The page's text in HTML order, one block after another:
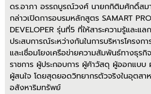
ดร.อาภา อรรถบูรณ์วงศ์ นายกกิติมศักดิ์สม
กล่าวเปิดการอบรมหลักสูตร SAMART
DEVELOPER รุ่นที่5 ที่ให้สาระความรู้และแล
ประสบการณ์ระหว่างกันในการบริหารโครงก
และเชื่อมโยงเครือข่ายความสัมพันธ์ทางธุรกิ
ราชการ ผู้ประกอบการ ผู้ค้าวัสดุ ผู้ออกแบบ
ผู้สนใจ โดยสุดยอดวิทยากรตัวจริงในอุตสา
อสังหาริมทรัพย์